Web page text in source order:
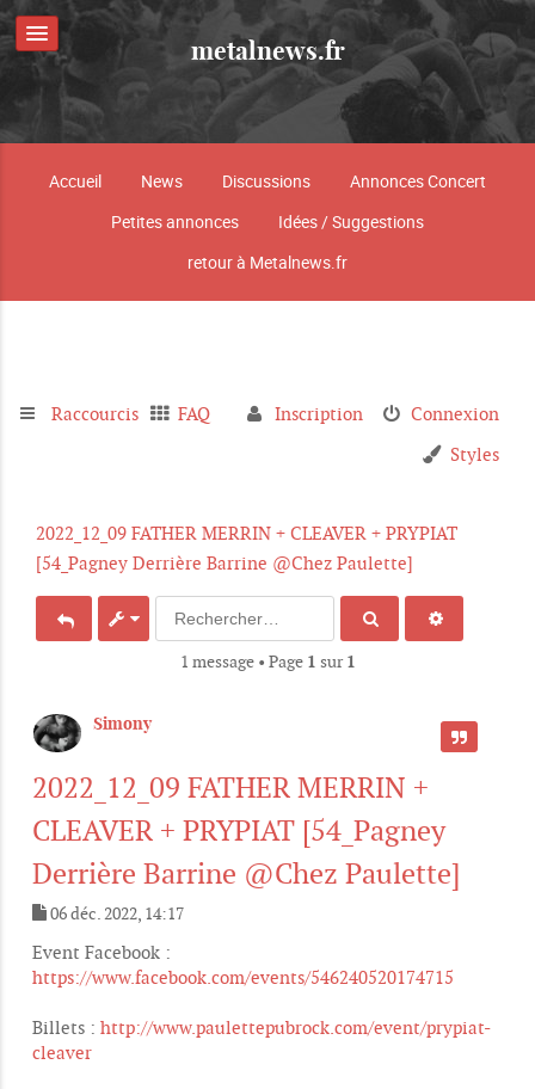
metalnews.fr
Accueil News Discussions
Annonces Concert
Petites annonces
Idées / Suggestions
retour à Metalnews.fr
Raccourcis FAQ Connexion
Inscription
Styles
2022_12_09 FATHER MERRIN + CLEAVER + PRYPIAT
[54_Pagney Derrière Barrine @Chez Paulette]
1 message • Page 1 sur1
Simony
2022_12_09 FATHER MERRIN +
CLEAVER + PRYPIAT [54_Pagney
Derrière Barrine @Chez Paulette]
CITER
e
s
s
g
06 déc. 2022, 14:17
Event Facebook :
https://www.facebook.com/events/546240520174715
Billets : http://www.paulettepubrock.com/event/prypiat-
cleaver